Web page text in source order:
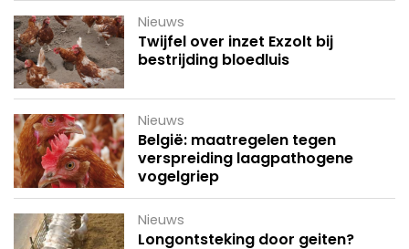
Nieuws
Twijfel over inzet Exzolt bij
bestrijding bloedluis
Nieuws
België: maatregelen tegen
verspreiding laagpathogene
vogelgriep
Nieuws
Longontsteking door geiten?